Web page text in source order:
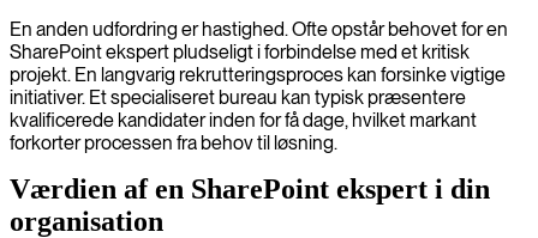
En anden udfordring er hastighed. Ofte opstår behovet for en
SharePoint ekspert pludseligt i forbindelse med et kritisk
projekt. En langvarig rekrutteringsproces kan forsinke vigtige
initiativer. Et specialiseret bureau kan typisk præsentere
kvalificerede kandidater inden for få dage, hvilket markant
forkorter processen fra behov til løsning.
Værdien af en SharePoint ekspert i din
organisation